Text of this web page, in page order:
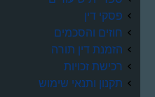
פסקי דין
חוזים והסכמים
הזמנת דין תורה
רכישת זכויות
תקנון ותנאי שימוש